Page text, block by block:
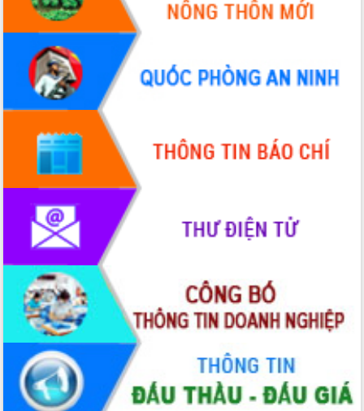
Thứ trưởng Bộ Y tế làm việc với tỉnh
Đắk Lắk về phát triển nhân lực y tế
Du lịch Đắk Lắk nâng tầm trải nghiệm
du khách thông qua Hệ thống cơ sở dữ
liệu và Bản đồ số
Tập huấn ứng dụng trí tuệ nhân tạo (AI)
trong thương mại điện tử năm 2026
Đoàn đại biểu Quốc hội tỉnh Đắk Lắk
trao đổi thông tin trước Kỳ họp thứ
nhất, Quốc hội khóa XVI
Quyết liệt cải cách hành chính, khơi
thông nguồn lực phát triển
Nâng cao hiệu lực, hiệu quả HĐND
tỉnh thông qua hiện đại hóa hành chính
Xã Ea Phê gắn cải cách hành chính với
chuyển đổi số
Phó Chủ tịch Thường trực UBND tỉnh
Hồ Thị Nguyên Thảo làm việc tại Trung
tâm Phục vụ hành chính công xã Ea
Phê
Xây dựng nền hành chính số đồng
hành cùng nông dân dân, doanh nghiệp